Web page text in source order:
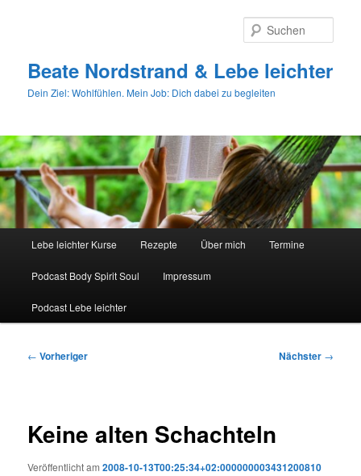
Beate Nordstrand & Lebe leichter
Dein Ziel: Wohlfühlen. Mein Job: Dich dabei zu begleiten
Lebe leichter Kurse Rezepte Über mich Termine
Podcast Body Spirit Soul Impressum
Podcast Lebe leichter
Beitragsnavigation
← Vorheriger Nächster →
Keine alten Schachteln
Veröffentlicht am2008-10-13T00:25:34+02:000000003431200810